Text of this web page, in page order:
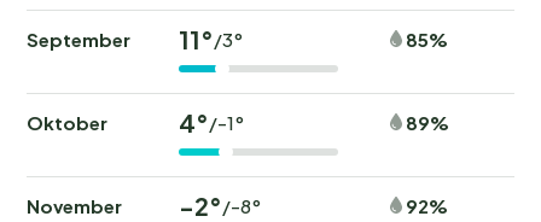
September 11°/3° 85%
Oktober 4°/-1° 89%
November -2°/-8° 92%